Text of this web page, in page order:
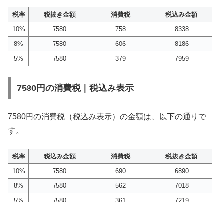
税率 税抜き金額 消費税
税込み金額
10%
7580 758
8338
8%
7580 606
8186
5%
7580 379 7959
7580円の消費税｜税込み表示
7580円の消費税（税込み表示）の金額は、以下の通りで
す。
税率 税込み金額 消費税
税抜き金額
10%
7580 690
6890
8%
7580 562
7018
5%
7580 361 7219